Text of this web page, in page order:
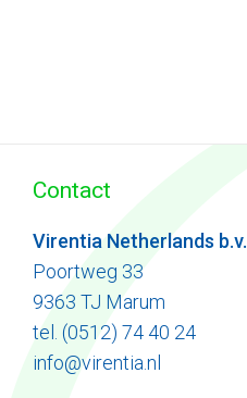
Contact
Virentia Netherlands b.v.
Poortweg 33
9363 TJ Marum
tel. (0512) 74 40 24
info@virentia.nl